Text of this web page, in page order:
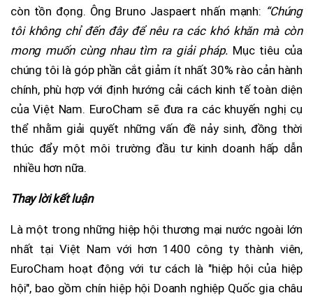
còn tồn đọng. Ông Bruno Jaspaert nhấn mạnh: “Chúng
tôi không chỉ đến đây để nêu ra các khó khăn mà còn
mong muốn cùng nhau tìm ra giải pháp. Mục tiêu của
chúng tôi là góp phần cắt giảm ít nhất 30% rào cản hành
chính, phù hợp với định hướng cải cách kinh tế toàn diện
của Việt Nam. EuroCham sẽ đưa ra các khuyến nghị cụ
thể nhằm giải quyết những vấn đề nảy sinh, đồng thời
thúc đẩy một môi trường đầu tư kinh doanh hấp dẫn
nhiều hơn nữa.
Thay lời kết luận
Là một trong những hiệp hội thương mại nước ngoài lớn
nhất tại Việt Nam với hơn 1400 công ty thành viên,
EuroCham hoạt động với tư cách là "hiệp hội của hiệp
hội", bao gồm chín hiệp hội Doanh nghiệp Quốc gia châu